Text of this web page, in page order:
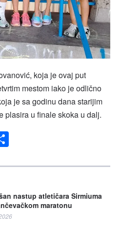
nastup atletičara Sirmiuma
maratonu
koja je ovaj put
mestom iako je odlično
je sa godinu dana starijim
plasira u finale skoka u dalj.